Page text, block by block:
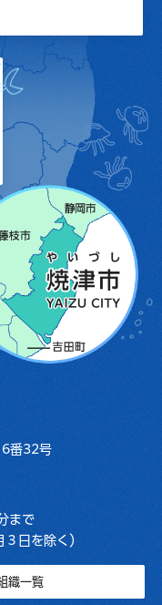
番32号
まで
日を除く）
織一覧